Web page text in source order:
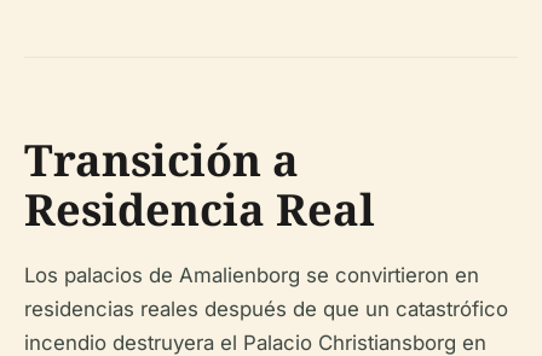
Transición a
Residencia Real
Los palacios de Amalienborg se convirtieron en
residencias reales después de que un catastrófico
incendio destruyera el Palacio Christiansborg en